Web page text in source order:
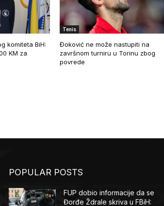
komiteta BiH:
KM za
Tenis
Đoković ne može nastupiti na
završnom turniru u Torinu zbog
povrede
POPULAR POSTS
FUP dobio informacije da se
Đorđe Ždrale skriva u FBiH: